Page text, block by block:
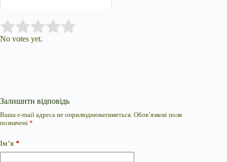
Rate this item:
No votes yet.
Залишити відповідь
Ваша e-mail адреса не оприлюднюватиметься. Обов’язкові поля
позначені *
Ім’я *